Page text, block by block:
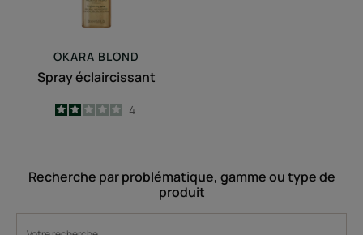
OKARA BLOND
Spray éclaircissant
2
/5
4
Recherche par problématique, gamme ou type de
produit